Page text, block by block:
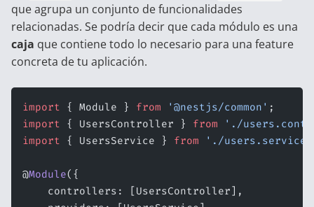
que agrupa un conjunto de funcionalidades
relacionadas. Se podría decir que cada módulo es una
caja que contiene todo lo necesario para una feature
concreta de tu aplicación.
import { Module } from '@nestjs/common' ;
import { UsersController } from './
import { UsersService } from './users.service'
@Module({
    controllers: [UsersController],